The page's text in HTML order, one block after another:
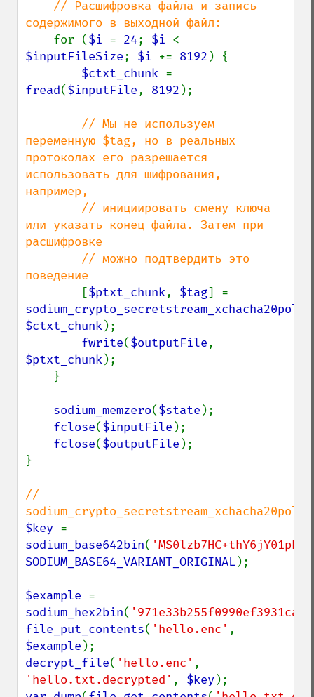
// Расшифровка файла и запись
содержимого в выходной файл:
for ($i = 24; $i
$inputFileSize; $i += 8192 ) {
$ctxt_chunk
fread($inputFile, 8192 );
// Мы не используем
переменную $tag, но в реальных
протоколах его разрешается
использовать для шифрования,
например,
или указать конец файла. Затем при
расшифровке
поведение
[$ptxt_chunk, $tag
$ctxt_chunk);
fwrite($outputFile
$ptxt_chunk);
sodium_memzero($state );
fclose($inputFile );
fclose($outputFile );
}
//
$key
sodium_base642bin(
SODIUM_BASE64_VARIANT_ORIGINAL);
$example
sodium_hex2bin(
file_put_contents( 'hello.enc'
$example
decrypt_file( 'hello.enc'
'hello.txt.decrypted' , $key